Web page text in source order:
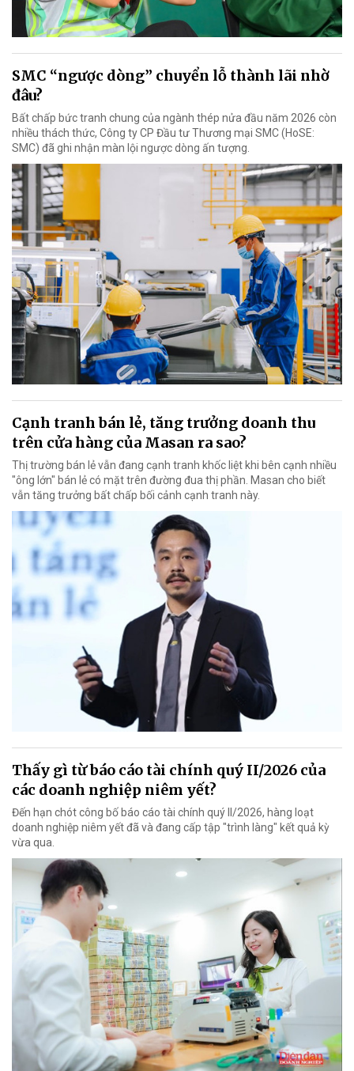
SMC “ngược dòng” chuyển lỗ thành lãi nhờ
đâu?
Bất chấp bức tranh chung của ngành thép nửa đầu năm 2026 còn
nhiều thách thức, Công ty CP Đầu tư Thương mại SMC (HoSE:
SMC) đã ghi nhận màn lội ngược dòng ấn tượng.
Cạnh tranh bán lẻ, tăng trưởng doanh thu
trên cửa hàng của Masan ra sao?
Thị trường bán lẻ vẫn đang cạnh tranh khốc liệt khi bên cạnh nhiều
"ông lớn" bán lẻ có mặt trên đường đua thị phần. Masan cho biết
vẫn tăng trưởng bất chấp bối cảnh cạnh tranh này.
Thấy gì từ báo cáo tài chính quý II/2026 của
các doanh nghiệp niêm yết?
Đến hạn chót công bố báo cáo tài chính quý II/2026, hàng loạt
doanh nghiệp niêm yết đã và đang cấp tập "trình làng" kết quả kỳ
vừa qua.